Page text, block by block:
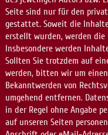
Seite sind nur für den
gestattet. Soweit die
erstellt wurden, werden
Insbesondere werden
Sollten Sie trotzdem auf
werden, bitten wir um
Bekanntwerden von
umgehend entfernen.
in der Regel ohne Angabe
auf unseren Seiten